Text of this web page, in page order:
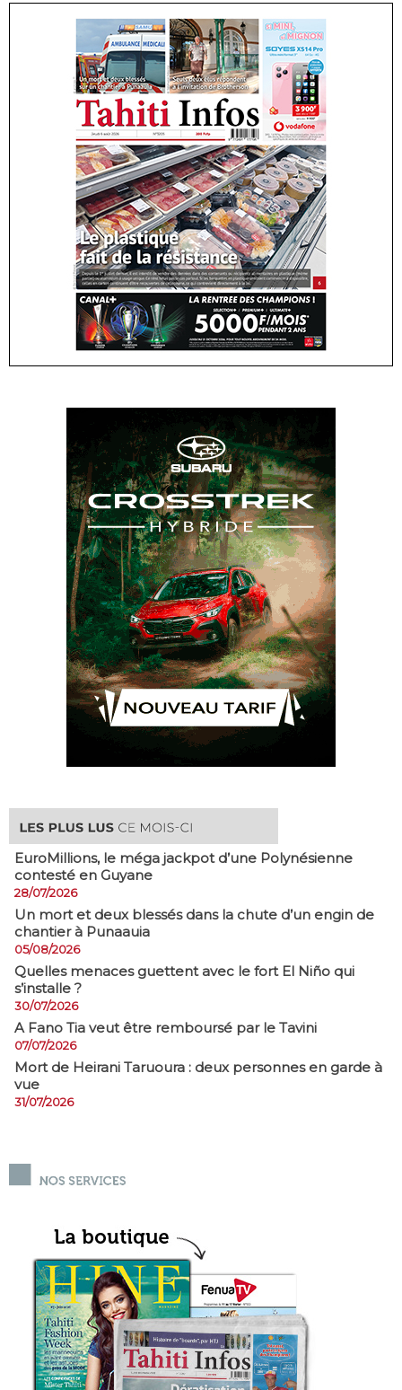
EuroMillions, ​le méga jackpot d’une Polynésienne
contesté en Guyane
28/07/2026
​Un mort et deux blessés dans la chute d’un engin de
chantier à Punaauia
05/08/2026
Quelles menaces guettent avec le fort El Niño qui
s’installe ?
30/07/2026
A Fano Tia veut être remboursé par le Tavini
07/07/2026
Mort de Heirani Taruoura : deux personnes en garde à
vue
31/07/2026